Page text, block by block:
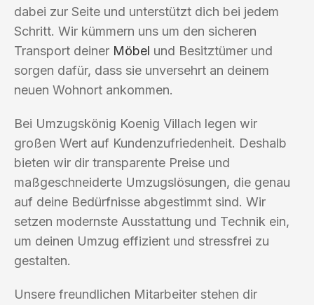
dabei zur Seite und unterstützt dich bei jedem
Schritt. Wir kümmern uns um den sicheren
Transport deiner Möbel und Besitztümer und
sorgen dafür, dass sie unversehrt an deinem
neuen Wohnort ankommen.
Bei Umzugskönig Koenig Villach legen wir
großen Wert auf Kundenzufriedenheit. Deshalb
bieten wir dir transparente Preise und
maßgeschneiderte Umzugslösungen, die genau
auf deine Bedürfnisse abgestimmt sind. Wir
setzen modernste Ausstattung und Technik ein,
um deinen Umzug effizient und stressfrei zu
gestalten.
Unsere freundlichen Mitarbeiter stehen dir